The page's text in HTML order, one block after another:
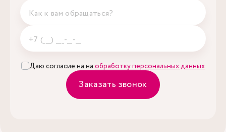
Даю согласие на на обработку персональных данных
Заказать звонок